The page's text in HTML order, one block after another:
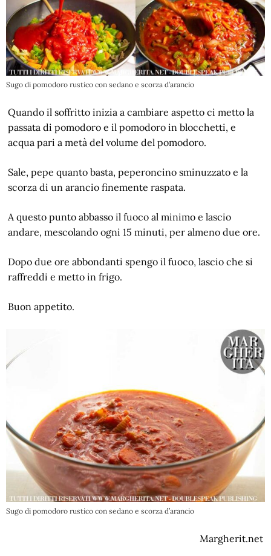
Sugo di pomodoro rustico con sedano e scorza d’arancio
Quando il soffritto inizia a cambiare aspetto ci metto la
passata di pomodoro e il pomodoro in blocchetti, e
acqua pari a metà del volume del pomodoro.
Sale, pepe quanto basta, peperoncino sminuzzato e la
scorza di un arancio finemente raspata.
A questo punto abbasso il fuoco al minimo e lascio
andare, mescolando ogni 15 minuti, per almeno due ore.
Dopo due ore abbondanti spengo il fuoco, lascio che si
raffreddi e metto in frigo.
Buon appetito.
Sugo di pomodoro rustico con sedano e scorza d’arancio
Margherit.net